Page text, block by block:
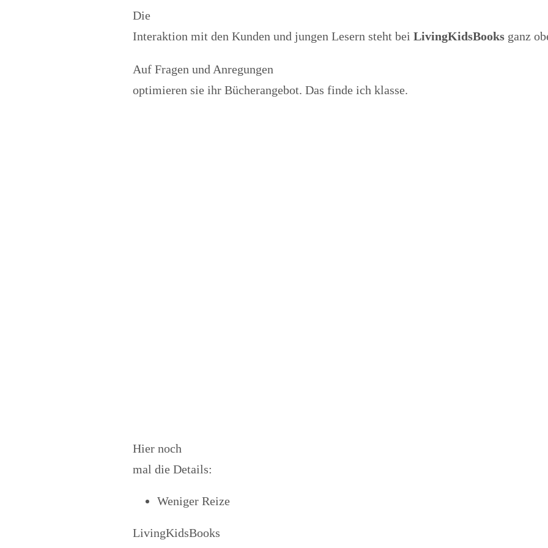
Die
Interaktion mit den Kunden und jungen Lesern steht bei LivingKidsBooks ganz
Auf Fragen und Anregungen
optimieren sie ihr Bücherangebot. Das finde ich klasse.
Hier noch
mal die Details:
Weniger Reize
LivingKidsBooks